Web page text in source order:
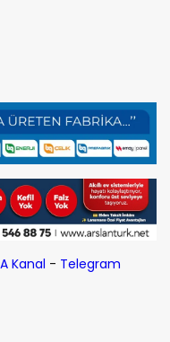
Kanal - Telegram